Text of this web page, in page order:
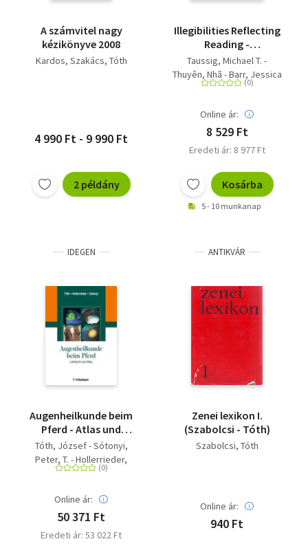
A számvitel nagy
kézikönyve 2008
Kardos Szakács Tóth
4 990 Ft - 9 990 Ft
2 példány
Illegibilities Reflecting
Reading -
con·stel·la·tions 03
Taussig, Michael T. -
Thuyên, Nhã - Barr, Jessica
- Howe, Sharon - Draesner,
Kreuzmair, Elias - Lima,
Raisa Inocêncio Ferreira -
Freitas, Angélica - Bausch,
Barbara - Trasmundi, Sarah
Bro - Coch, Charlotte -
Meunier, Karolin
Online ár:
8 529 Ft
Eredeti ár: 8 977 Ft
Kosárba
5 - 10 munkanap
IDEGEN
Augenheilkunde beim
Pferd - Atlas und
Lehrbuch
Tóth, József - Sótonyi,
Peter, T. - Hollerrieder,
Josef
Online ár:
50 371 Ft
Eredeti ár: 53 022 Ft
ANTIKVÁR
Zenei lexikon I.
(Szabolcsi - Tóth)
Szabolcsi Tóth
Online ár:
940 Ft